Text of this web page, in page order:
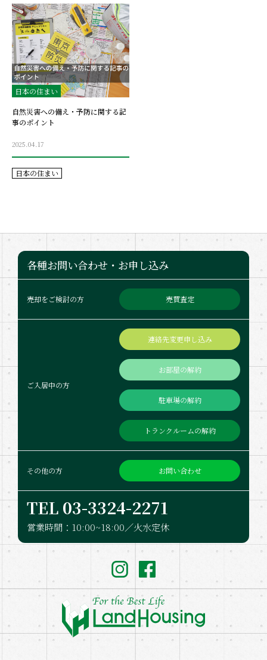
日本の住まい
自然災害への備え・予防に関する記
事のポイント
2025.04.17
日本の住まい
各種お問い合わせ・お申し込み
売却をご検討の方 売買査定
ご入居中の方
連絡先変更申し込み
お部屋の解約
駐車場の解約
トランクルームの解約
その他の方 お問い合わせ
TEL 03-332​4-2271
営業時間：10:00~18:00／火水定休